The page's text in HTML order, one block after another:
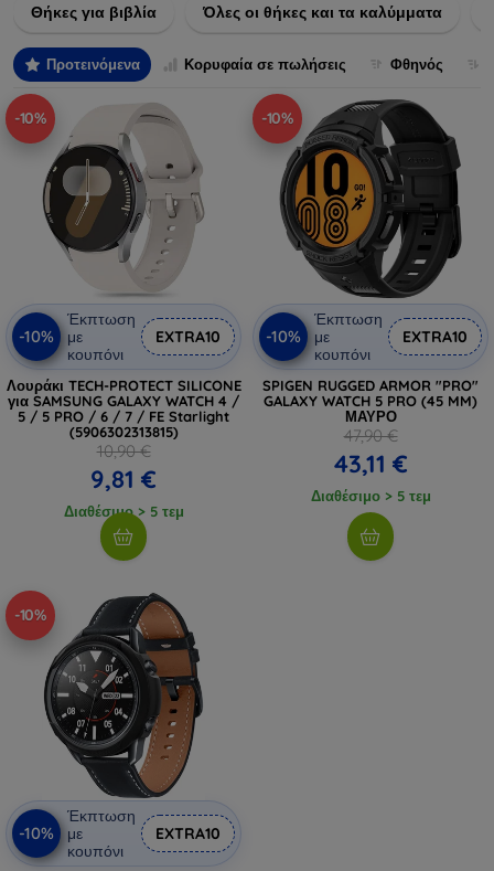
και τη διάρκεια ζωής των συσκευών σας με τις κορυφαίες
Θήκες για βιβλία Όλες οι θήκες και τα καλύμματα
Προτεινόμενα Κορυφαία σε πωλήσεις Φθηνός
-10%
-10%
Έκπτωση
με
κουπόνι
EXTRA10
Λουράκι TECH-PROTECT SILICONE
για SAMSUNG GALAXY WATCH 4 /
5 / 5 PRO / 6 / 7 / FE Starlight
(5906302313815)
10,90 €
9,81 €
Διαθέσιμο > 5 τεμ
-10%
-10%
Έκπτωση
με
κουπόνι
EXTRA10
SPIGEN RUGGED ARMOR "PRO"
GALAXY WATCH 5 PRO (45 MM)
ΜΑΥΡΟ
47,90 €
43,11 €
Διαθέσιμο > 5 τεμ
-10%
-10%
Έκπτωση
με
κουπόνι
EXTRA10